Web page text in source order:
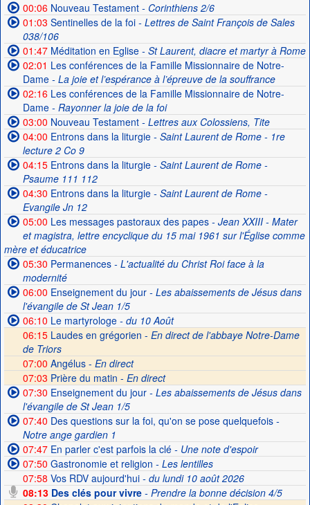
00:06Nouveau Testament- Corinthiens 2/6
01:03 Sentinelles de la foi- Lettres de Saint François de Sales
038/106
01:47Méditation en Eglise- St Laurent, diacre et martyr à Rome
02:01 Les conférences de la Famille Missionnaire de Notre-
Dame- La joie et l’espérance à l’épreuve de la souffrance
02:16Les conférences de la Famille Missionnaire de Notre-
Dame- Rayonner la joie de la foi
03:00 Nouveau Testament- Lettres aux Colossiens, Tite
04:00 Entrons dans la liturgie- Saint Laurent de Rome - 1re
lecture 2 Co 9
04:15Entrons dans la liturgie- Saint Laurent de Rome -
Psaume 111 112
04:30 Entrons dans la liturgie- Saint Laurent de Rome -
Evangile Jn 12
05:00 Les messages pastoraux des papes- Jean XXIII - Mater
et magistra, lettre encyclique du 15 mai 1961 sur l'Église comme
mère et éducatrice
05:30 Permanences- L'actualité du Christ Roi face à la
modernité
06:00 Enseignement du jour- Les abaissements de Jésus dans
l'évangile de St Jean 1/5
06:10 Le martyrologe- du 10 Août
06:15Laudes en grégorien - En direct de l'abbaye Notre-Dame
de Triors
07:00 Angélus - En direct
07:03 Prière du matin - En direct
07:30 Enseignement du jour- Les abaissements de Jésus dans
l'évangile de St Jean 1/5
07:40 Des questions sur la foi, qu'on se pose quelquefois-
Notre ange gardien 1
07:47En parler c'est parfois la clé- Une note d'espoir
07:50 Gastronomie et religion - Les lentilles
07:58 Vos RDV aujourd'hui- du lundi 10 août 2026
08:13Des clés pour vivre- Prendre la bonne décision 4/5